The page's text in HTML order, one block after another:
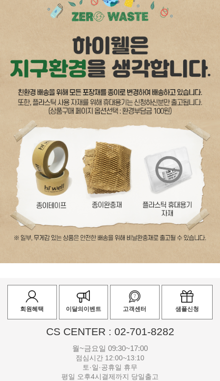
회원혜택 이달의이벤트 고객센터 샘플신청
CS CENTER : 02-701-8282
월~금요일 09:30~17:00
점심시간 12:00~13:10
토·일·공휴일 휴무
평일 오후4시결제까지 당일출고